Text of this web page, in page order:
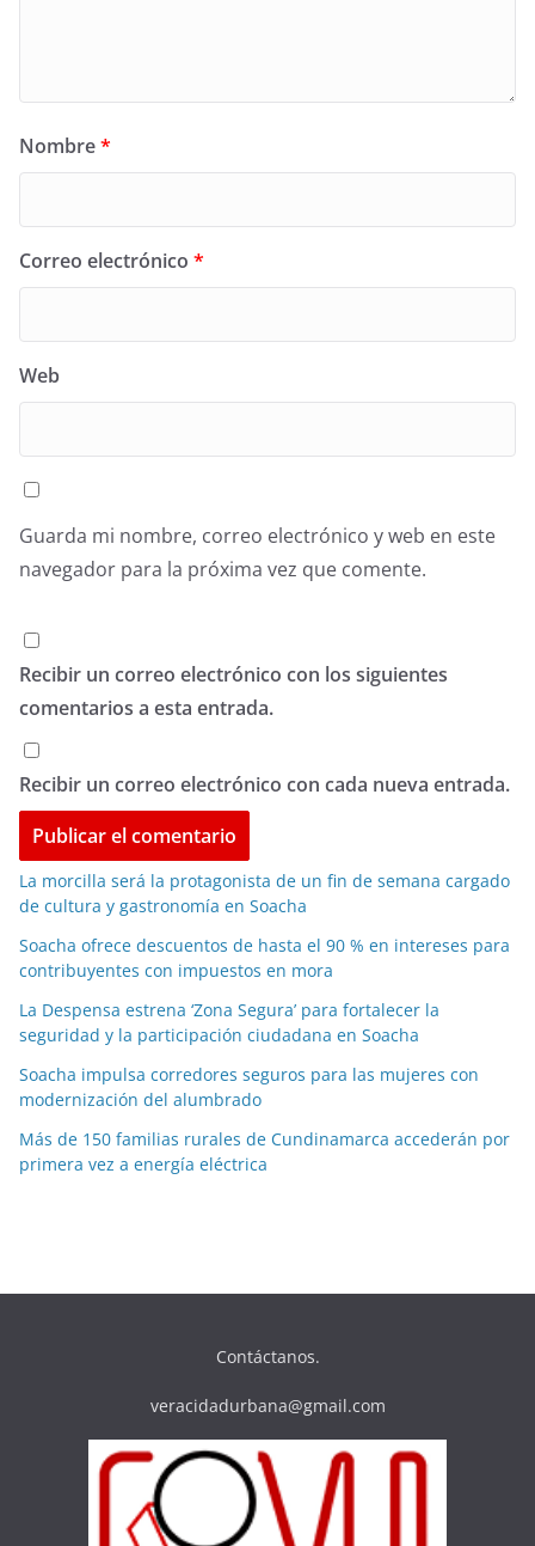
Nombre*
Correo electrónico *
Web
Guarda mi nombre, correo electrónico y web en este
navegador para la próxima vez que comente.
Recibir un correo electrónico con los siguientes
comentarios a esta entrada.
Recibir un correo electrónico con cada nueva entrada.
La morcilla será la protagonista de un fin de semana cargado
de cultura y gastronomía en Soacha
Soacha ofrece descuentos de hasta el 90 % en intereses para
contribuyentes con impuestos en mora
La Despensa estrena ‘Zona Segura’ para fortalecer la
seguridad y la participación ciudadana en Soacha
Soacha impulsa corredores seguros para las mujeres con
modernización del alumbrado
Más de 150 familias rurales de Cundinamarca accederán por
primera vez a energía eléctrica
Contáctanos.
veracidadurbana@gmail.com